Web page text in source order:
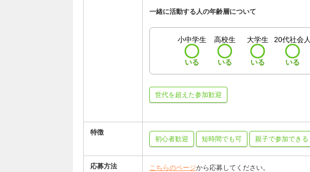
一緒に活動する人の年齢層について
小中学生
いる
高校生
いる
大学生
いる
20代社会人
いる
世代を超えた参加歓迎
特徴
初心者歓迎
短時間でも可 親子で参加できる
応募方法 こちらのページから応募してください。